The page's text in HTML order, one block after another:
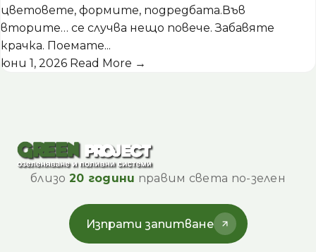
цветовете, формите, подредбата.Във
вторите… се случва нещо повече. Забавяте
крачка. Поемате...
юни 1, 2026 Read More →
близо 20 години правим света по-зелен
Изпрати запитване